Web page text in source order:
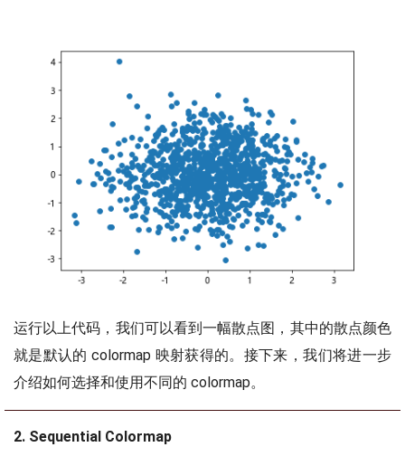
运行以上代码，我们可以看到一幅散点图，其中的散点颜色
就是默认的 colormap 映射获得的。接下来，我们将进一步
介绍如何选择和使用不同的 colormap。
2. Sequential Colormap